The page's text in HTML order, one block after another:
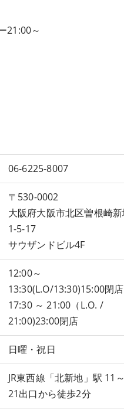
21:00～
06-6225-8007
〒530-0002
大阪府大阪市北区曽根崎
1-5-17
サウザンドビル4F
12:00～
13:30(L.O/13:30)15:00閉店
17:30 ～ 21:00（L.O. /
21:00)23:00閉店
日曜・祝日
JR東西線「北新地」駅 11～
21出口から徒歩2分